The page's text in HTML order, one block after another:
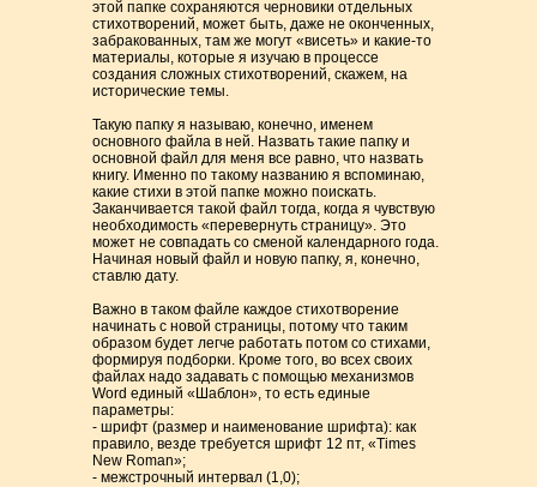
этой папке сохраняются черновики отдельных
стихотворений, может быть, даже не оконченных,
забракованных, там же могут «висеть» и какие-то
материалы, которые я изучаю в процессе
создания сложных стихотворений, скажем, на
исторические темы.
Такую папку я называю, конечно, именем
основного файла в ней. Назвать такие папку и
основной файл для меня все равно, что назвать
книгу. Именно по такому названию я вспоминаю,
какие стихи в этой папке можно поискать.
Заканчивается такой файл тогда, когда я чувствую
необходимость «перевернуть страницу». Это
может не совпадать со сменой календарного года.
Начиная новый файл и новую папку, я, конечно,
ставлю дату.
Важно в таком файле каждое стихотворение
начинать с новой страницы, потому что таким
образом будет легче работать потом со стихами,
формируя подборки. Кроме того, во всех своих
файлах надо задавать с помощью механизмов
Word единый «Шаблон», то есть единые
параметры:
- шрифт (размер и наименование шрифта): как
правило, везде требуется шрифт 12 пт, «Times
New Roman»;
- межстрочный интервал (1,0);